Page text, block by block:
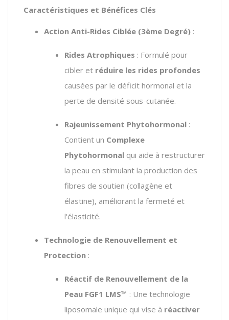
Caractéristiques et Bénéfices Clés
Action Anti-Rides Ciblée (3ème Degré) :
Rides Atrophiques : Formulé pour
cibler et réduire les rides profondes
causées par le déficit hormonal et la
perte de densité sous-cutanée.
Rajeunissement Phytohormonal :
Contient un Complexe
Phytohormonal qui aide à restructurer
la peau en stimulant la production des
fibres de soutien (collagène et
élastine), améliorant la fermeté et
l'élasticité.
Technologie de Renouvellement et
Protection :
Réactif de Renouvellement de la
Peau FGF1 LMS™ : Une technologie
liposomale unique qui vise à réactiver